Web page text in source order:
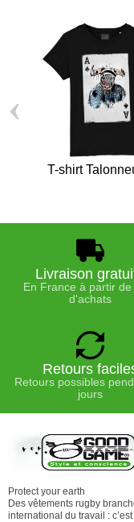
T-shirt
‹
Livraison
En France à partir de
d'achats
Retours
Retours possibles
jours
Protect your earth
Des vêtements rugby
international du travail :